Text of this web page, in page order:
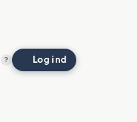
? Log ind